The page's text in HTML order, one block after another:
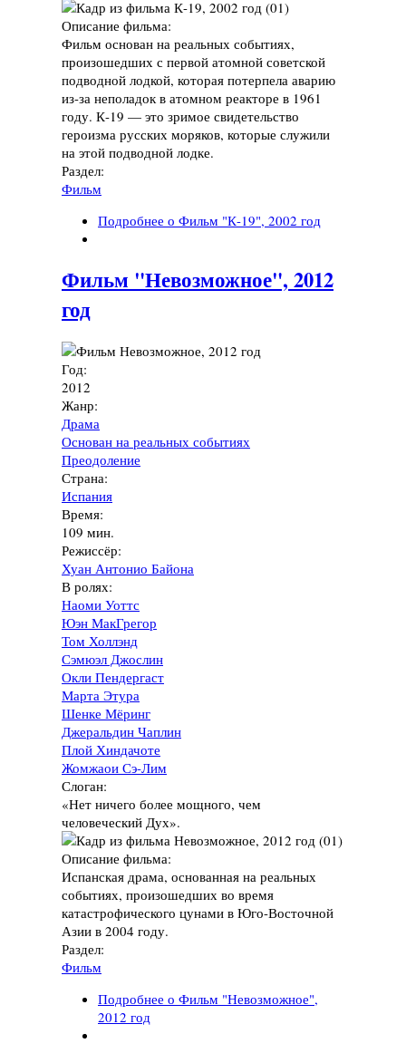
Описание фильма:
Фильм основан на реальных событиях,
произошедших с первой атомной советской
подводной лодкой, которая потерпела аварию
из-за неполадок в атомном реакторе в 1961
году. К-19 — это зримое свидетельство
героизма русских моряков, которые служили
на этой подводной лодке.
Раздел:
Фильм
Подробнее о Фильм "К-19", 2002 год
Фильм "Невозможное", 2012
год
Год:
2012
Жанр:
Драма
Основан на реальных событиях
Преодоление
Страна:
Испания
Время:
109 мин.
Режиссёр:
Хуан Антонио Байона
В ролях:
Наоми Уоттс
Юэн МакГрегор
Том Холлэнд
Сэмюэл Джослин
Окли Пендергаст
Марта Этура
Шенке Мёринг
Джеральдин Чаплин
Плой Хиндачоте
Жомжаои Сэ-Лим
Слоган:
«Нет ничего более мощного, чем
человеческий Дух».
Описание фильма:
Испанская драма, основанная на реальных
событиях, произошедших во время
катастрофического цунами в Юго-Восточной
Азии в 2004 году.
Раздел:
Фильм
Подробнее о Фильм "Невозможное",
2012 год